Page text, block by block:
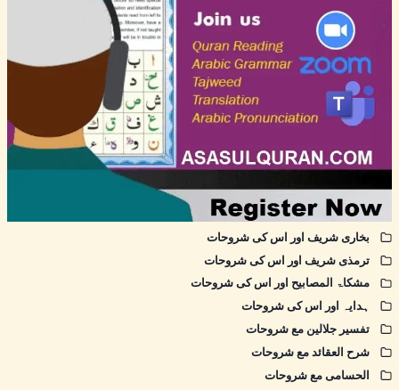
بخاری شریف اور اس کی شروحات
ترمذی شریف اور اس کی شروحات
مشکاۃ المصابیح اور اس کی شروحات
ہدایہ اور اس کی شروحات
تفسیر جلالین مع شروحات
شرح العقائد مع شروحات
الحسامی مع شروحات